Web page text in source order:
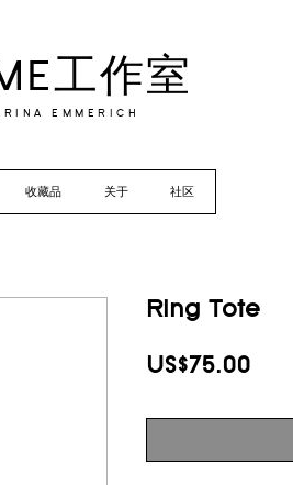
工作室
EMMERICH
收藏品 关于 社区
Ring Tote
US$75.00價